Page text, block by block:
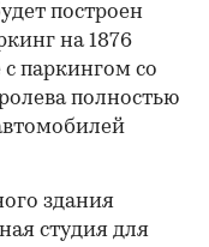
построен
на 1876
паркингом со
полностью
здания
студия для